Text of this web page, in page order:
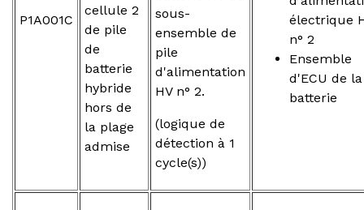
P1A001C
cellule 2
de pile
de
batterie
hybride
hors de
la plage
admise
sous-
ensemble de
pile
d'alimentation
HV n° 2.
(logique de
détection à 1
cycle(s))
électrique
n° 2
Ensemble
d'ECU de la
batterie